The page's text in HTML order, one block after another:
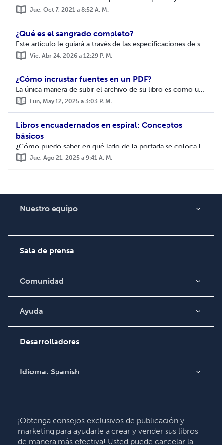
Jue, Oct 7, 2021 a 8:52 A. M.
¿Qué es el sangrado completo?
Este artículo le guiará a través de las especificaciones de sangrado completo y de cómo asegurarse de que sus imágenes y colores lleguen hasta el borde mism...
Vie, Abr 24, 2026 a 12:29 P. M.
¿Cómo incrustar fuentes en un PDF?
La única manera de subir el archivo de su libro es como un archivo PDF (por sus siglas en inglés "Portable Document Format"). Todos los programas ...
Lun, May 12, 2025 a 3:03 P. M.
Libros encuadernados en espiral: Conceptos
básicos
¿Cómo puedo saber en qué lado de la portada se coloca la espiral? Nuestro sistema automático coloca la espiral en el borde izquierdo del libro. Si usted pr...
Jue, Ago 21, 2025 a 9:41 A. M.
Nuestro equipo
Empleo
Sala de prensa
Comunidad
Blog
Video
Podcast
Ayuda
Búsqueda de pedidos
Base de conocimientos
Comuníquese con
Desarrolladores
Idioma: Spanish
Deutsch
Français
Italiano
¡Obtenga consejos exclusivos de publicación y
marketing para ayudarle a crear y vender sus libros
de manera más efectiva! Usted puede cancelar la